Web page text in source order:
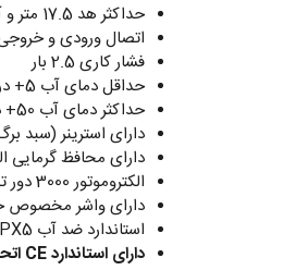
حداکثر هد 17.5 متر و آبدهی 23 متر مکعب در ساعت
اتصال ورودی و خروجی 1.5 اینچ با رزوه
فشار کاری 2.5 بار
حداقل دمای آب 5+ درجه سانتیگراد
حداکثر دمای آب 50+ درجه سانتیکراد
دارای استرینر (سبد
دارای محافظ گرمایی
الکتروموتور 3000 دور تک فاز با کلاس عایق I
دارای واشر مخصوص
استاندارد ضد آب IPX5
دارای استاندارد CE اتحادیه اروپا